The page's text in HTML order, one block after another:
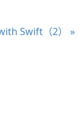
Swift（2） »